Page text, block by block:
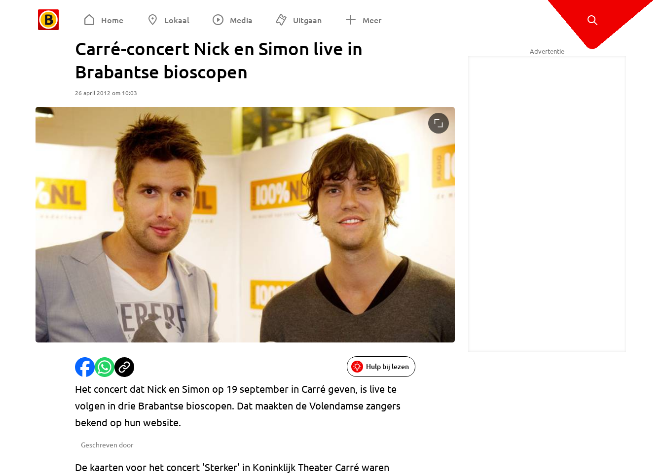
Home Lokaal Media Uitgaan Meer
Carré-concert Nick en Simon live in
Brabantse bioscopen
26 april 2012 om 10:03
Hulp bij lezen
Het concert dat Nick en Simon op 19 september in Carré geven, is live te
volgen in drie Brabantse bioscopen. Dat maakten de Volendamse zangers
bekend op hun website.
Geschreven door
De kaarten voor het concert 'Sterker' in Koninklijk Theater Carré waren
Advertentie